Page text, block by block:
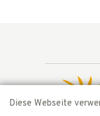
Diese Webseite